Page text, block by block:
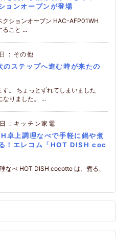
ョンオーブンが登場
クションオーブン HAC-AFP01WH
ること ...
: その他
のステップへ進む時が来たの
す。 ちょっとずれてしまいました
なりました。 ...
: キッチン家電
卓上調理なべで手軽に鍋や煮
！エレコム「HOT DISH coc
なべ HOT DISH cocotte は、煮る、